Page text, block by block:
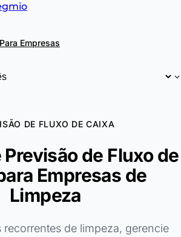
Para Empresas
DE FLUXO DE CAIXA
de Fluxo de
Empresas de
Limpeza
recorrentes de limpeza, gerencie